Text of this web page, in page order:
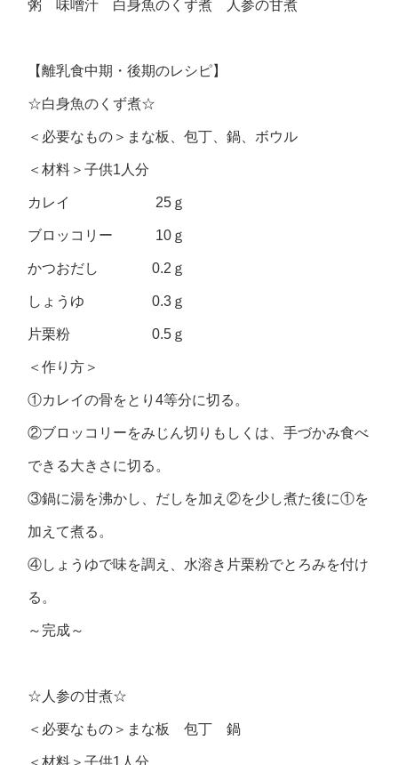
粥 味噌汁 白身魚のくず煮 人参の甘煮
【離乳食中期・後期のレシピ】
☆白身魚のくず煮☆
＜必要なもの＞まな板、包丁、鍋、ボウル
＜材料＞子供1人分
カレイ 25ｇ
ブロッコリー 10ｇ
かつおだし 0.2ｇ
しょうゆ 0.3ｇ
片栗粉 0.5ｇ
＜作り方＞
①カレイの骨をとり4等分に切る。
②ブロッコリーをみじん切りもしくは、手づかみ食べ
できる大きさに切る。
③鍋に湯を沸かし、だしを加え②を少し煮た後に①を
加えて煮る。
④しょうゆで味を調え、水溶き片栗粉でとろみを付け
る。
～完成～
☆人参の甘煮☆
＜必要なもの＞まな板 包丁 鍋